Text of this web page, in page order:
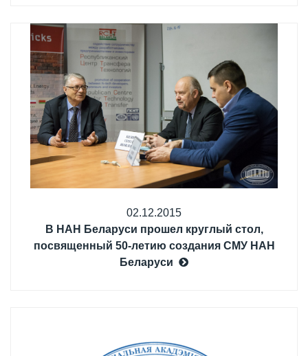
02.12.2015
В НАН Беларуси прошел круглый стол,
посвященный 50-летию создания СМУ НАН
Беларуси